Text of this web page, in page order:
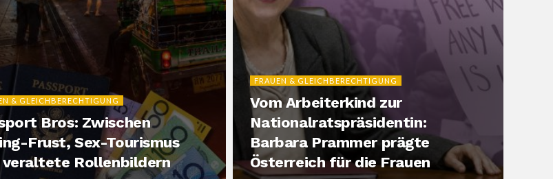
& GLEICHBERECHTIGUNG
Bros: Zwischen
Frust, Sex-Tourismus
veraltete Rollenbildern
FRAUEN & GLEICHBERECHTIGUNG
Vom Arbeiterkind zur
Nationalratspräsidentin:
Barbara Prammer prägte
Österreich für die Frauen